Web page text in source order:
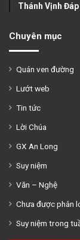
Thánh Vịnh
Chuyên mục
Quán ven đường
Lướt web
Tin tức
Lời Chúa
GX An Long
Suy niệm
Văn – Nghệ
Chưa được phân
Suy niệm trong